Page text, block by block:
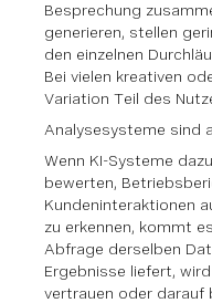
Besprechung
generieren, stellen
den einzelnen
Bei vielen kreativen
Variation Teil des
Analysesysteme sind
Wenn KI-Systeme
bewerten,
Kundeninteraktionen
zu erkennen, kommt
Abfrage derselben
Ergebnisse liefert,
vertrauen oder darauf